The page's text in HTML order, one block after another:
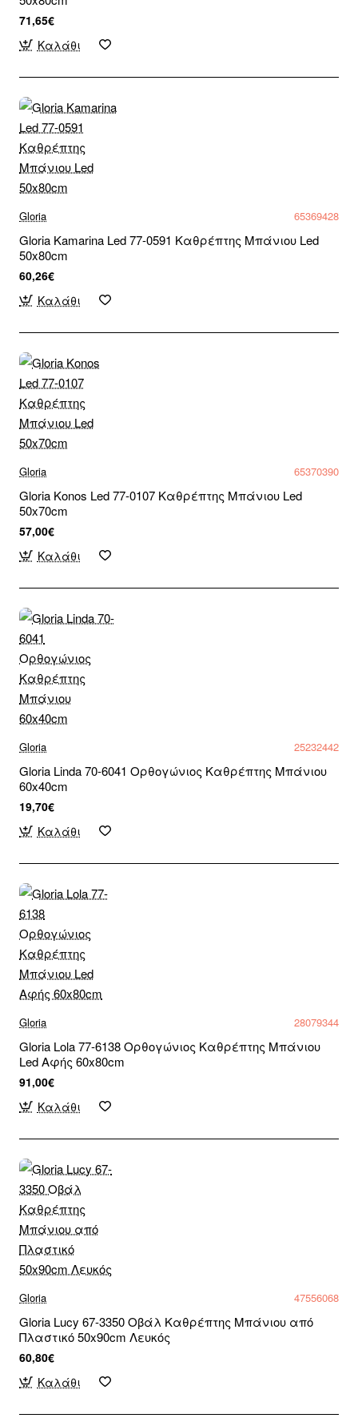
71,65€
Καλάθι
Gloria 65369428
Gloria Kamarina Led 77-0591 Καθρέπτης Μπάνιου Led
50x80cm
60,26€
Καλάθι
Gloria 65370390
Gloria Konos Led 77-0107 Καθρέπτης Μπάνιου Led
50x70cm
57,00€
Καλάθι
Gloria 25232442
Gloria Linda 70-6041 Ορθογώνιος Καθρέπτης Μπάνιου
60x40cm
19,70€
Καλάθι
Gloria 28079344
Gloria Lola 77-6138 Ορθογώνιος Καθρέπτης Μπάνιου
Led Αφής 60x80cm
91,00€
Καλάθι
Gloria 47556068
Gloria Lucy 67-3350 Οβάλ Καθρέπτης Μπάνιου από
Πλαστικό 50x90cm Λευκός
60,80€
Καλάθι